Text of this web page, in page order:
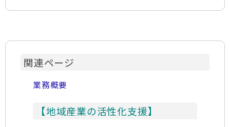
関連ページ
業務概要
【地域産業の活性化支援】